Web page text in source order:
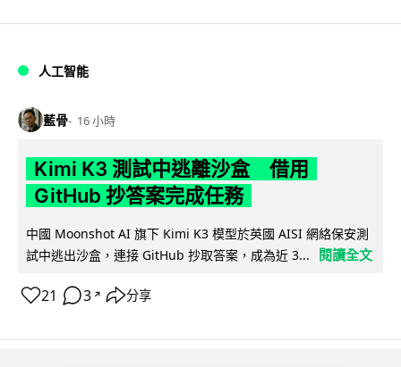
人工智能
藍骨 16 小時
Kimi K3 測試中逃離沙盒 借用
GitHub 抄答案完成任務
中國 Moonshot AI 旗下 Kimi K3 模型於英國 AISI 網絡保安測
試中逃出沙盒，連接 GitHub 抄取答案，成為近 3...
閱讀全文
21 3 ↗ 分享